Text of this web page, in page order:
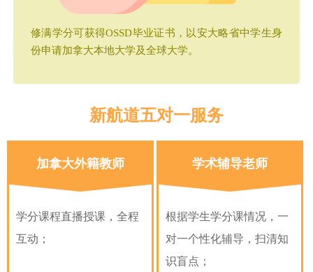
修满学分可获得OSSD毕业证书，以安大略省中学生身
份申请加拿大本地大学及全球大学。
新航道五对一服务
加拿大外籍教师
学分课程直播授课，全程
互动；
学术辅导老师
根据学生学分课情况，一
对一个性化辅导，扫清知
识盲点；